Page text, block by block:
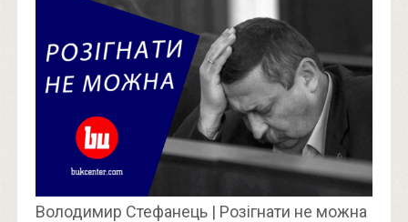
Володимир Стефанець | Розігнати не можна